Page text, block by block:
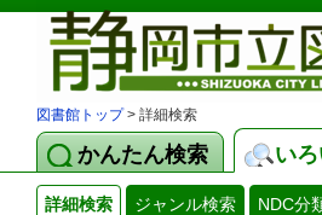
図書館トップ> 詳細検索
かんたん検索 い
詳細検索 ジャンル検索 NDC分